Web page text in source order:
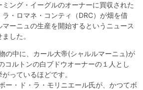
ング・イーグルのオーナーに買収された
・ロマネ・コンティ（DRC）が畑を借
ーニュの生産を開始するというニュース
した。
の中に、カール大帝(シャルルマーニュ)が
コルトンの白ブドウオーナーの１人とし
っているほどです。
ー・ド・ラ・モリニエール氏が、かつてボ